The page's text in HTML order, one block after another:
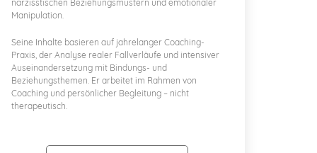
narzisstischen Beziehungsmustern und emotionaler
Manipulation.
Seine Inhalte basieren auf jahrelanger Coaching-
Praxis, der Analyse realer Fallverläufe und intensiver
Auseinandersetzung mit Bindungs- und
Beziehungsthemen. Er arbeitet im Rahmen von
Coaching und persönlicher Begleitung – nicht
therapeutisch.